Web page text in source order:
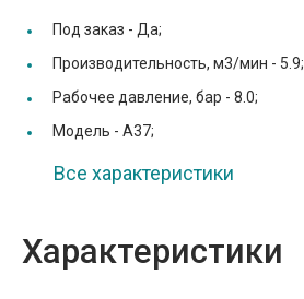
Под заказ - Да;
Производительность, м3/мин - 5.9;
Рабочее давление, бар - 8.0;
Модель - A37;
Все характеристики
Характеристики